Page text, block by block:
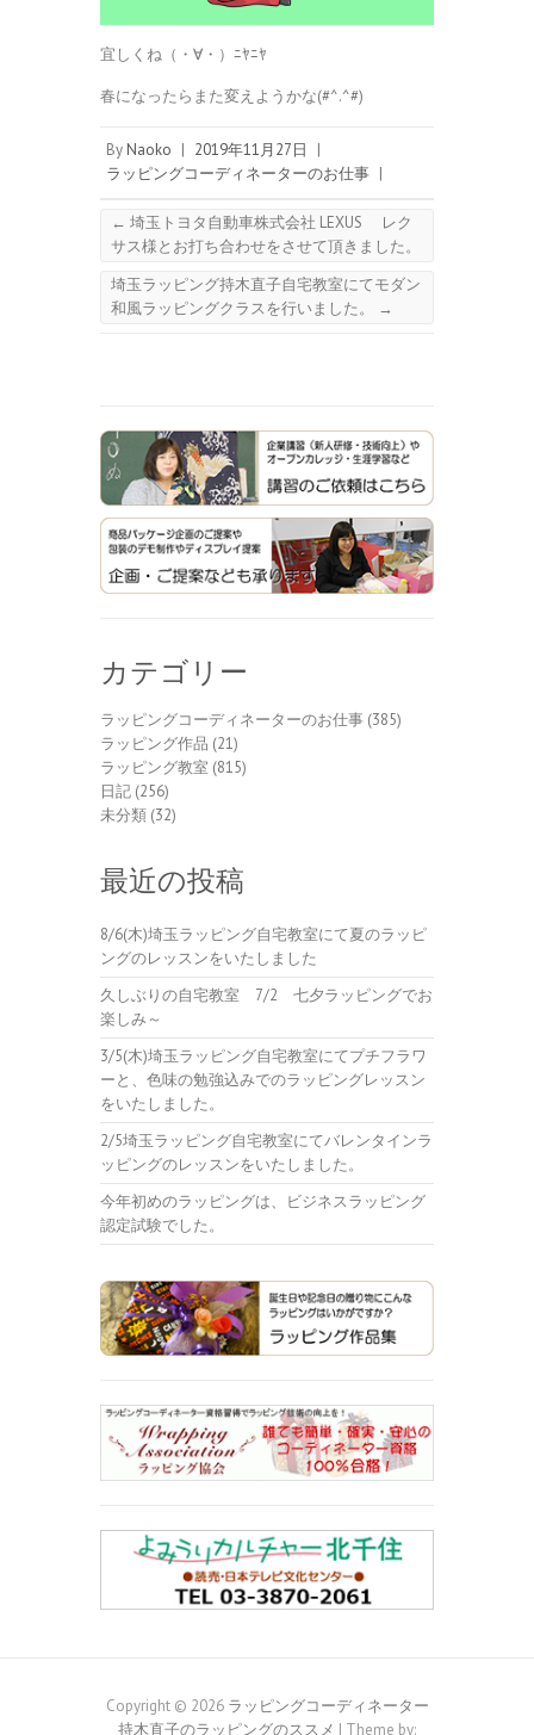
宜しくね（・∀・）ﾆﾔﾆﾔ
春になったらまた変えようかな(#^.^#)
By Naoko | 2019年11月27日
|
ラッピングコーディネーターのお仕事 |
← 埼玉トヨタ自動車株式会社 LEXUS レク
サス様とお打ち合わせをさせて頂きました。
埼玉ラッピング持木直子自宅教室にてモダン
和風ラッピングクラスを行いました。
→
カテゴリー
ラッピングコーディネーターのお仕事 (385)
ラッピング作品 (21)
ラッピング教室 (815)
日記 (256)
未分類 (32)
最近の投稿
8/6(木)埼玉ラッピング自宅教室にて夏のラッピ
ングのレッスンをいたしました
久しぶりの自宅教室 7/2 七夕ラッピングでお
楽しみ～
3/5(木)埼玉ラッピング自宅教室にてプチフラワ
ーと、色味の勉強込みでのラッピングレッスン
をいたしました。
2/5埼玉ラッピング自宅教室にてバレンタインラ
ッピングのレッスンをいたしました。
今年初めのラッピングは、ビジネスラッピング
認定試験でした。
Copyright © 2026 ラッピングコーディネーター
持木直子のラッピングのススメ | Theme by: